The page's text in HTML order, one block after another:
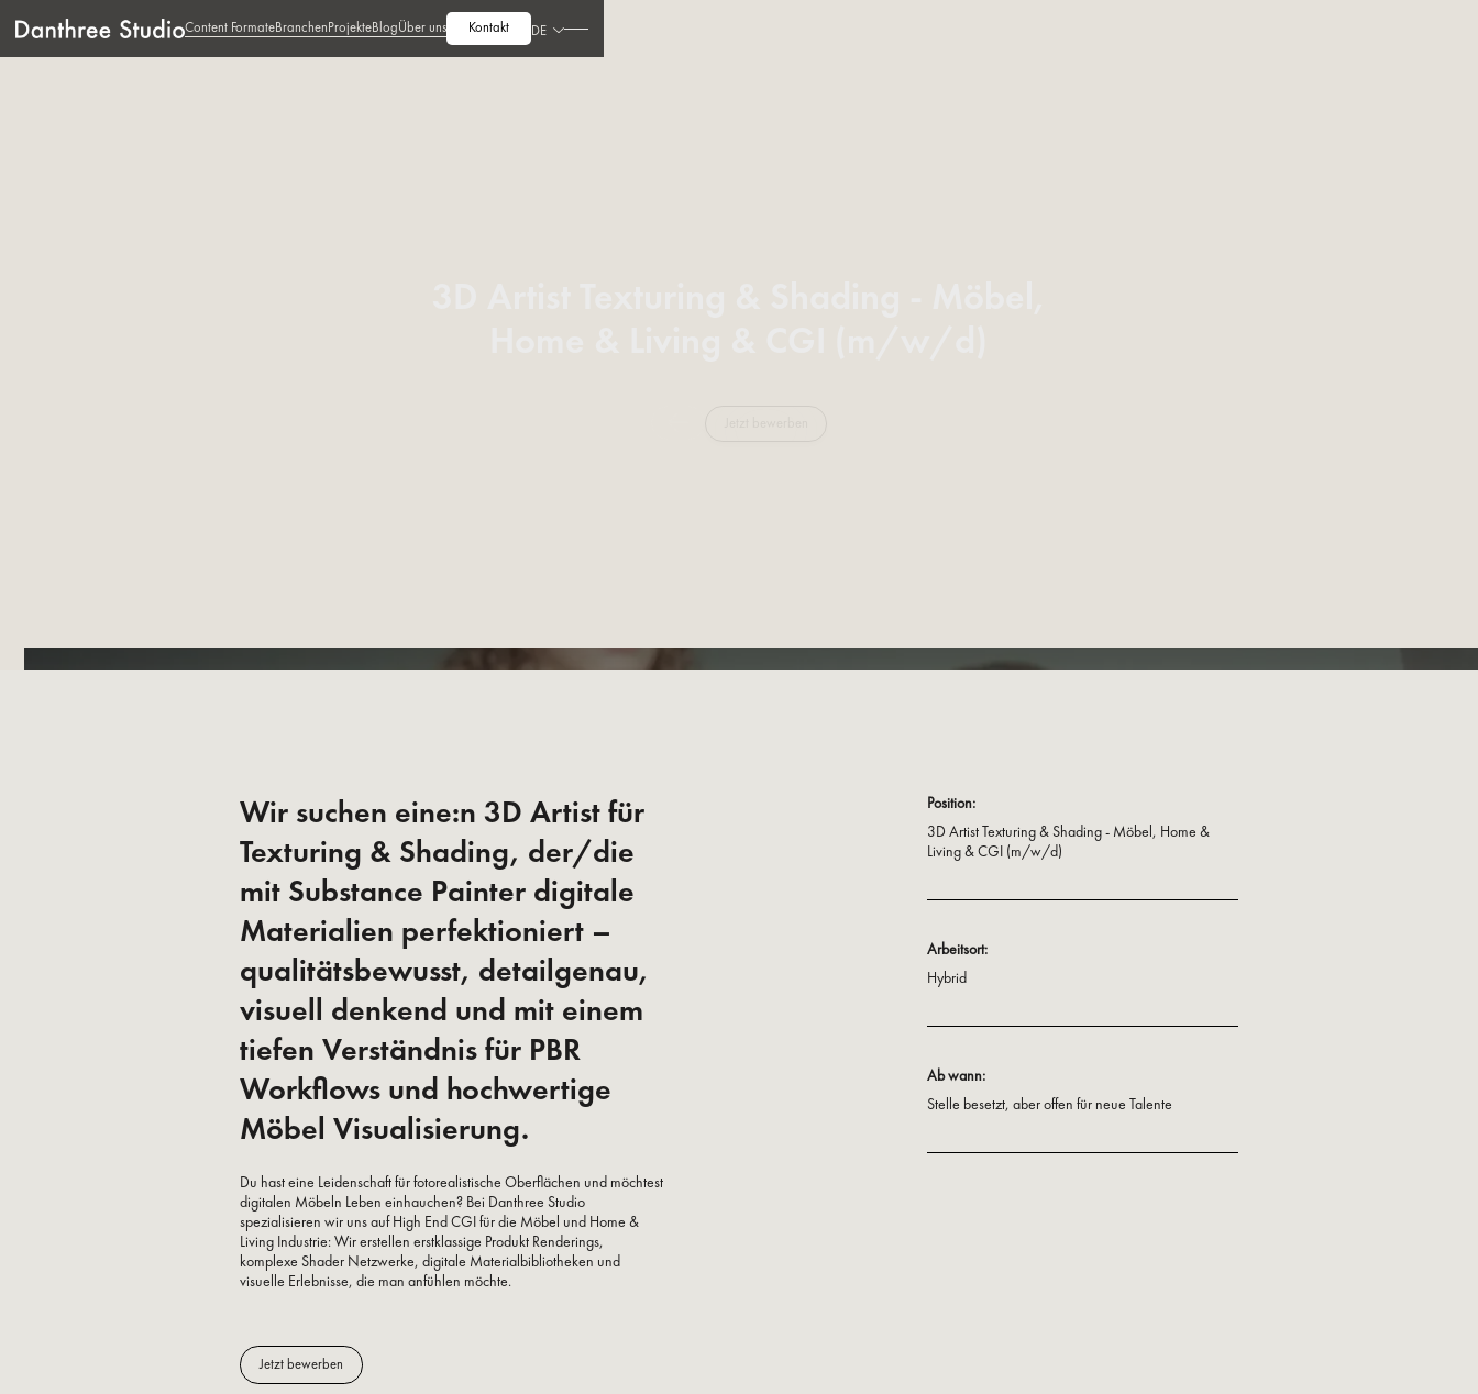
Content FormateBranchenProjekteBlogÜber uns Kontakt DE
Wir suchen eine:n 3D Artist für
Texturing & Shading, der/die
mit Substance Painter digitale
Materialien perfektioniert –
qualitätsbewusst, detailgenau,
visuell denkend und mit einem
tiefen Verständnis für PBR
Workflows und hochwertige
Möbel Visualisierung.
Du hast eine Leidenschaft für fotorealistische Oberflächen und möchtest
digitalen Möbeln Leben einhauchen? Bei Danthree Studio
spezialisieren wir uns auf High End CGI für die Möbel und Home &
Living Industrie: Wir erstellen erstklassige Produkt Renderings,
komplexe Shader Netzwerke, digitale Materialbibliotheken und
visuelle Erlebnisse, die man anfühlen möchte.
Jetzt bewerben
Position:
3D Artist Texturing & Shading - Möbel, Home &
Living & CGI (m/w/d)
Arbeitsort:
Hybrid
Ab wann:
Stelle besetzt, aber offen für neue Talente